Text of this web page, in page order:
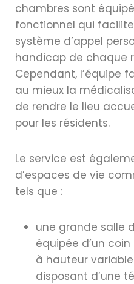
chambres sont
fonctionnel qui facilite
système d’appel
handicap de chaque
Cependant, l’équipe
au mieux la
de rendre le lieu
pour les résidents.
Le service est
d’espaces de vie
tels que :
une grande salle
équipée d’un
à hauteur
disposant d’une